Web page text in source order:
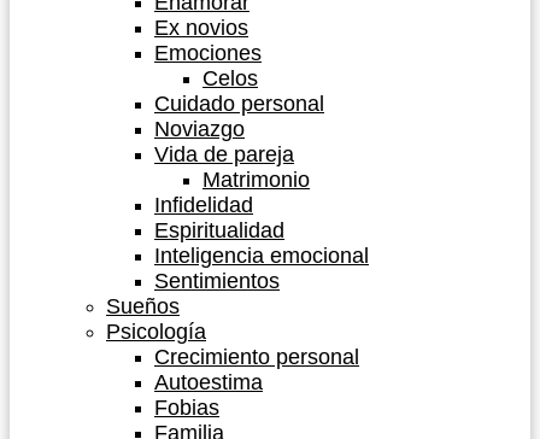
Ex novios
Emociones
Celos
Cuidado personal
Noviazgo
Vida de pareja
Matrimonio
Infidelidad
Espiritualidad
Inteligencia emocional
Sentimientos
Sueños
Psicología
Crecimiento personal
Autoestima
Fobias
Familia